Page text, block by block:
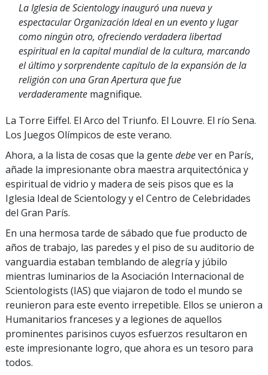
VISITAR
La Iglesia de Scientology inauguró una nueva y
espectacular Organización Ideal en un evento y lugar
como ningún otro, ofreciendo verdadera libertad
espiritual en la capital mundial de la cultura, marcando
el último y sorprendente capítulo de la expansión de la
religión con una Gran Apertura que fue
verdaderamente magnifique.
La Torre Eiffel. El Arco del Triunfo. El Louvre. El río Sena.
Los Juegos Olímpicos de este verano.
Ahora, a la lista de cosas que la gente debever en París,
añade la impresionante obra maestra arquitectónica y
espiritual de vidrio y madera de seis pisos que es la
Iglesia Ideal de Scientology y el Centro de Celebridades
del Gran París.
En una hermosa tarde de sábado que fue producto de
años de trabajo, las paredes y el piso de su auditorio de
vanguardia estaban temblando de alegría y júbilo
mientras luminarios de la Asociación Internacional de
Scientologists (IAS) que viajaron de todo el mundo se
reunieron para este evento irrepetible. Ellos se unieron a
Humanitarios franceses y a legiones de aquellos
prominentes parisinos cuyos esfuerzos resultaron en
este impresionante logro, que ahora es un tesoro para
todos.